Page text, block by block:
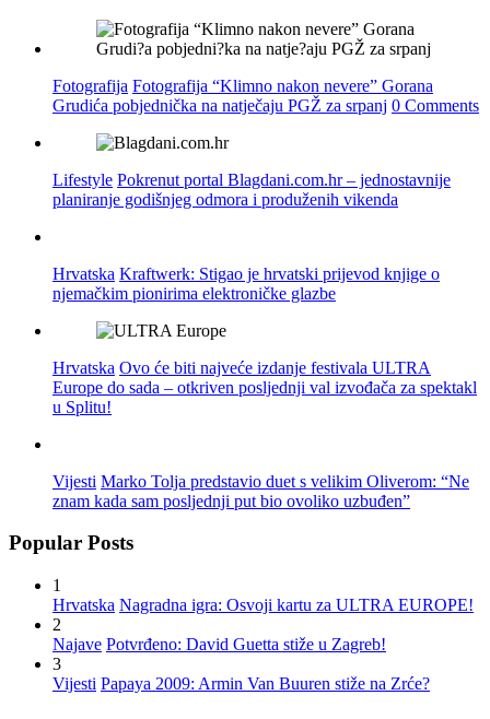
Fotografija Fotografija “Klimno nakon nevere” Gorana
Grudića pobjednička na natječaju PGŽ za srpanj 0 Comments
Lifestyle Pokrenut portal Blagdani.com.hr – jednostavnije
planiranje godišnjeg odmora i produženih vikenda
Hrvatska Kraftwerk: Stigao je hrvatski prijevod knjige o
njemačkim pionirima elektroničke glazbe
Hrvatska Ovo će biti najveće izdanje festivala ULTRA
Europe do sada – otkriven posljednji val izvođača za spektakl
u Splitu!
Vijesti Marko Tolja predstavio duet s velikim Oliverom: “Ne
znam kada sam posljednji put bio ovoliko uzbuđen”
Popular Posts
1
Hrvatska Nagradna igra: Osvoji kartu za ULTRA EUROPE!
2
Najave Potvrđeno: David Guetta stiže u Zagreb!
3
Vijesti Papaya 2009: Armin Van Buuren stiže na Zrće?